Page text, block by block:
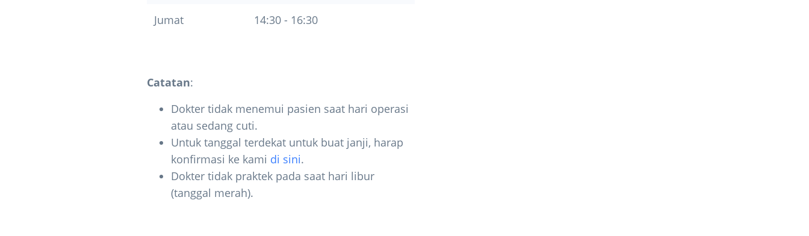
Jumat 14:30 - 16:30
Catatan:
Dokter tidak menemui pasien saat hari operasi
atau sedang cuti.
Untuk tanggal terdekat untuk buat janji, harap
konfirmasi ke kami di sini.
Dokter tidak praktek pada saat hari libur
(tanggal merah).